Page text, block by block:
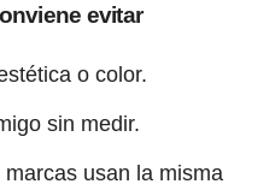
evitar
o color.
sin medir.
usan la misma